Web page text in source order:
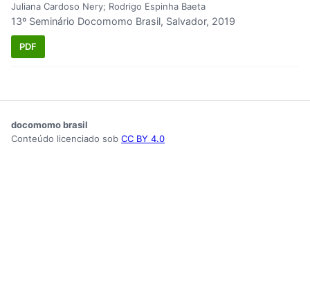
Juliana Cardoso Nery; Rodrigo Espinha Baeta
13º Seminário Docomomo Brasil, Salvador, 2019
PDF
docomomo brasil
Conteúdo licenciado sob CC BY 4.0